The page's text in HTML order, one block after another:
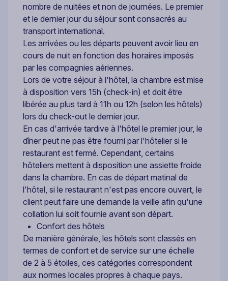
nombre de nuitées et non de journées. Le premier
et le dernier jour du séjour sont consacrés au
transport international.
Les arrivées ou les départs peuvent avoir lieu en
cours de nuit en fonction des horaires imposés
par les compagnies aériennes.
Lors de votre séjour à l'hôtel, la chambre est mise
à disposition vers 15h (check-in) et doit être
libérée au plus tard à 11h ou 12h (selon les hôtels)
lors du check-out le dernier jour.
En cas d'arrivée tardive à l'hôtel le premier jour, le
dîner peut ne pas être fourni par l'hôtelier si le
restaurant est fermé. Cependant, certains
hôteliers mettent à disposition une assiette froide
dans la chambre. En cas de départ matinal de
l'hôtel, si le restaurant n'est pas encore ouvert, le
client peut faire une demande la veille afin qu'une
collation lui soit fournie avant son départ.
Confort des hôtels
De manière générale, les hôtels sont classés en
termes de confort et de service sur une échelle
de 2 à 5 étoiles, ces catégories correspondent
aux normes locales propres à chaque pays.